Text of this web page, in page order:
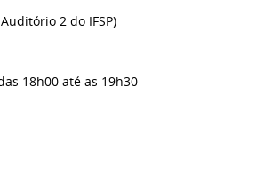
2 do IFSP)
18h00 até as 19h30